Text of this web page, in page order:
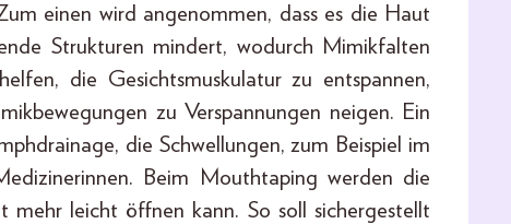
einen wird angenommen, dass es die Haut
Strukturen mindert, wodurch Mimikfalten
die Gesichtsmuskulatur zu entspannen,
zu Verspannungen neigen. Ein
die Schwellungen, zum Beispiel im
Beim Mouthtaping werden die
mehr leicht öffnen kann. So soll sichergestellt